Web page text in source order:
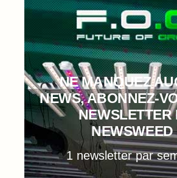
NE MANQUEZ
NEWS, ABONNEZ-
NEWSLETTER
NEWSWEED
1 newsletter par